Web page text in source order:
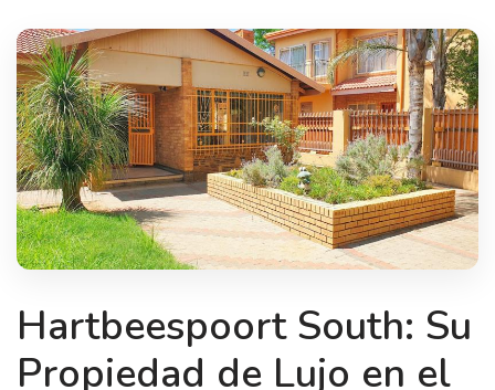
Hartbeespoort South: Su
Propiedad de Lujo en el